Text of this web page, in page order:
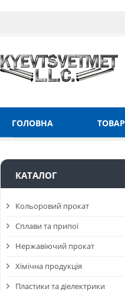
ГОЛОВНА ТОВАР
КАТАЛОГ
Кольоровий прокат
Сплави та припої
Нержавіючий прокат
Хімічна продукція
Пластики та діелектрики